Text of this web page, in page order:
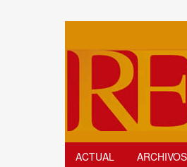
ACTUAL ARCHIVOS